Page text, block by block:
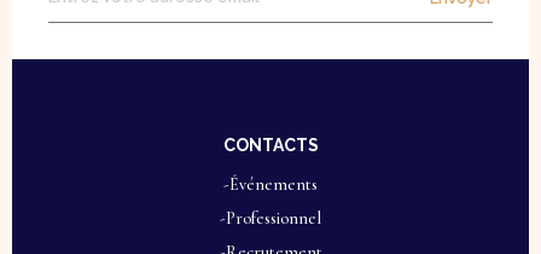
CONTACTS
-Événements
-Professionnel